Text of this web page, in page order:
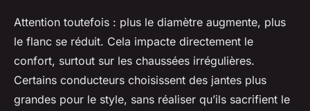
Attention toutefois : plus le diamètre augmente, plus
le flanc se réduit. Cela impacte directement le
confort, surtout sur les chaussées irrégulières.
Certains conducteurs choisissent des jantes plus
grandes pour le style, sans réaliser qu’ils sacrifient le